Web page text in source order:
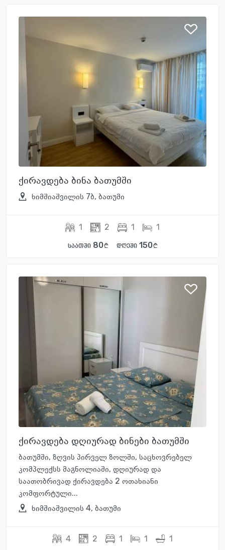
ქირავდება ბინა ბათუმში
ხიმშიაშვილის 7ბ, ბათუმი
1 2 1 1
საათში 80 დღეში 150
ქირავდება დღიურად ბინები ბათუმში
ბათუმში, ზღვის პირველ ზოლში, საცხოვრებელ
კომპლექსს მაგნოლიაში, დღიურად და
საათობრივად ქირავდება 2 ოთახიანი
კომფორტული...
ხიმშიაშვილის 4, ბათუმი
4 2 1 1 1